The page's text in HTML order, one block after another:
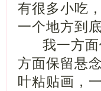
有很多小吃
一个地方到
我一方面
方面保留悬
叶粘贴画，